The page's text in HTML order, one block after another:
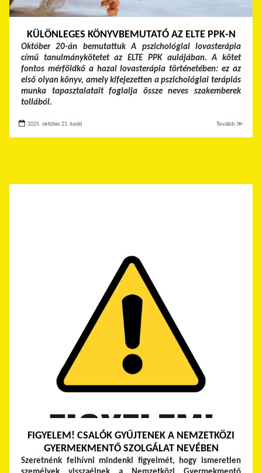
KÜLÖNLEGES KÖNYVBEMUTATÓ AZ ELTE PPK-N
Október 20-án bemutattuk A pszichológiai lovasterápia
című tanulmánykötetet az ELTE PPK aulájában. A kötet
fontos mérföldkő a hazai lovasterápia történetében: ez az
első olyan könyv, amely kifejezetten a pszichológiai terápiás
munka tapasztalatait foglalja össze neves szakemberek
tollából.
2025. október 21. kedd Tovább ≫
FIGYELEM! CSALÓK GYŰJTENEK A NEMZETKÖZI
GYERMEKMENTŐ SZOLGÁLAT NEVÉBEN
Szeretnénk felhívni mindenki figyelmét, hogy ismeretlen